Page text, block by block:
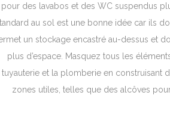
pour des lavabos et des WC suspendus
au sol est une bonne idée car ils
un stockage encastré au-dessus et
plus d’espace. Masquez tous les
tuyauterie et la plomberie en construisant
zones utiles, telles que des alcôves